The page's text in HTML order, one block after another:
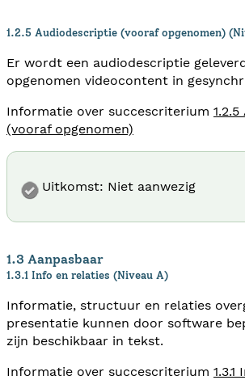
1.2.5 Audiodescriptie (vooraf opgenomen)
Er wordt een audiodescriptie
opgenomen videocontent in
Informatie over succescriterium
(vooraf opgenomen)
Uitkomst: Niet aanwezig
1.3 Aanpasbaar
1.3.1 Info en relaties (Niveau A)
Informatie, structuur en relaties
presentatie kunnen door software
zijn beschikbaar in tekst.
Informatie over succescriterium